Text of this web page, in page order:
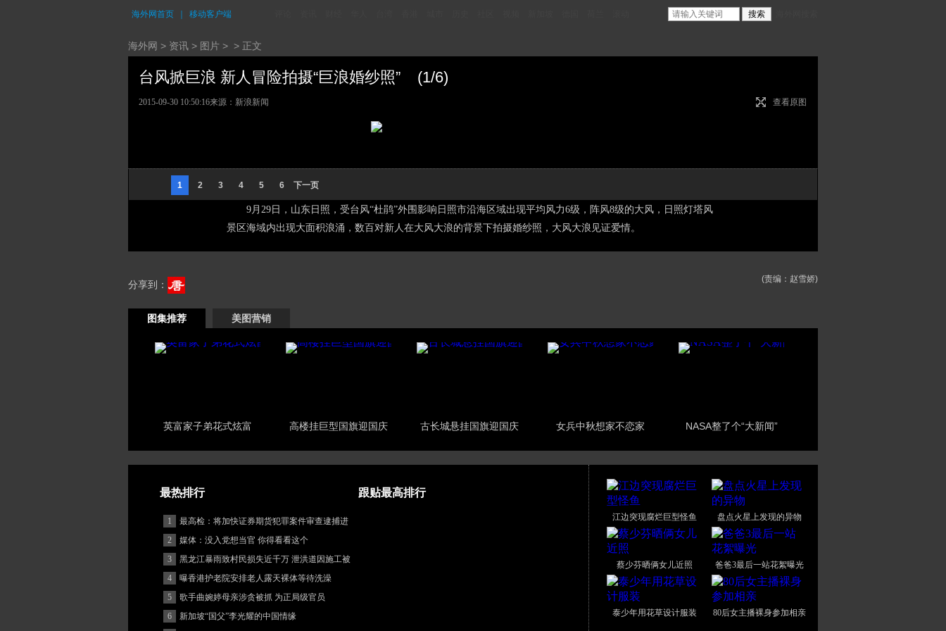
海外网首页 移动客户端
海外网 > 资讯 > 图片 > > 正文
台风掀巨浪 新人冒险拍摄“巨浪婚纱照” (1/6)
查看原图
2015-09-30 10:50:16来源：新浪新闻
1 2 3 4 5 6 下一页
9月29日，山东日照，受台风“杜鹃”外围影响日照市沿海区域出现平均风力6级，阵风8级的大风，日照灯塔风
景区海域内出现大面积浪涌，数百对新人在大风大浪的背景下拍摄婚纱照，大风大浪见证爱情。
(责编：赵雪娇)
分享到：
图集推荐 美图营销
英富家子弟花式炫富 高楼挂巨型国旗迎国庆 古长城悬挂国旗迎国庆 女兵中秋想家不恋家 NASA整了个“大新闻”
最热排行 跟贴最高排行
1
最高检：将加快证券期货犯罪案件审查逮捕进
度
2
媒体：没入党想当官 你得看看这个
3
黑龙江暴雨致村民损失近千万 泄洪道因施工被
堵
4
曝香港护老院安排老人露天裸体等待洗澡
5
歌手曲婉婷母亲涉贪被抓 为正局级官员
6
新加坡“国父”李光耀的中国情缘
江边突现腐烂巨型怪鱼 盘点火星上发现的异物
蔡少芬晒俩女儿近照 爸爸3最后一站花絮曝光
泰少年用花草设计服装 80后女主播裸身参加相亲